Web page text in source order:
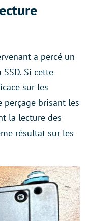
a percé un
Si cette
sur les
perçage brisant les
la lecture des
résultat sur les